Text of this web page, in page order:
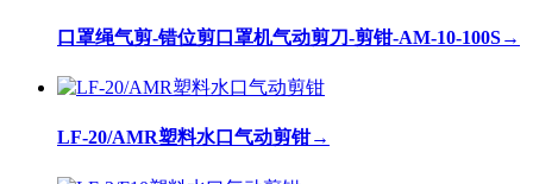
口罩绳气剪-错位剪口罩机气动剪刀-剪钳-AM-10-100S→
LF-20/AMR塑料水口气动剪钳→